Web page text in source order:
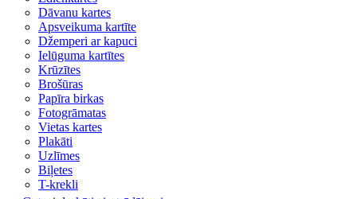
Dāvanu kartes
Apsveikuma kartīte
Džemperi ar kapuci
Ielūguma kartītes
Krūzītes
Brošūras
Papīra birkas
Fotogrāmatas
Vietas kartes
Plakāti
Uzlīmes
Biļetes
T-krekli